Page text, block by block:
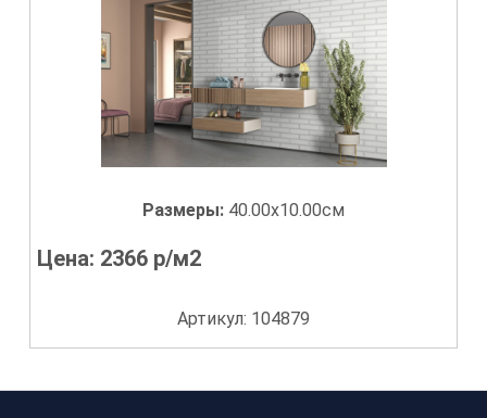
Размеры: 40.00x10.00см
Цена: 2366 р/м2
Артикул: 104879